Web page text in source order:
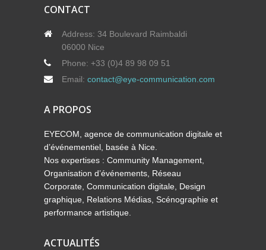
CONTACT
Address: 34 Boulevard Raimbaldi
06000 Nice
Phone: +33 (0)4 89 98 09 51
Email: contact@eye-communication.com
A PROPOS
EYECOM, agence de communication digitale et
d’événementiel, basée à Nice.
Nos expertises : Community Management,
Organisation d’événements, Réseau
Corporate, Communication digitale, Design
graphique, Relations Médias, Scénographie et
performance artistique.
ACTUALITÉS